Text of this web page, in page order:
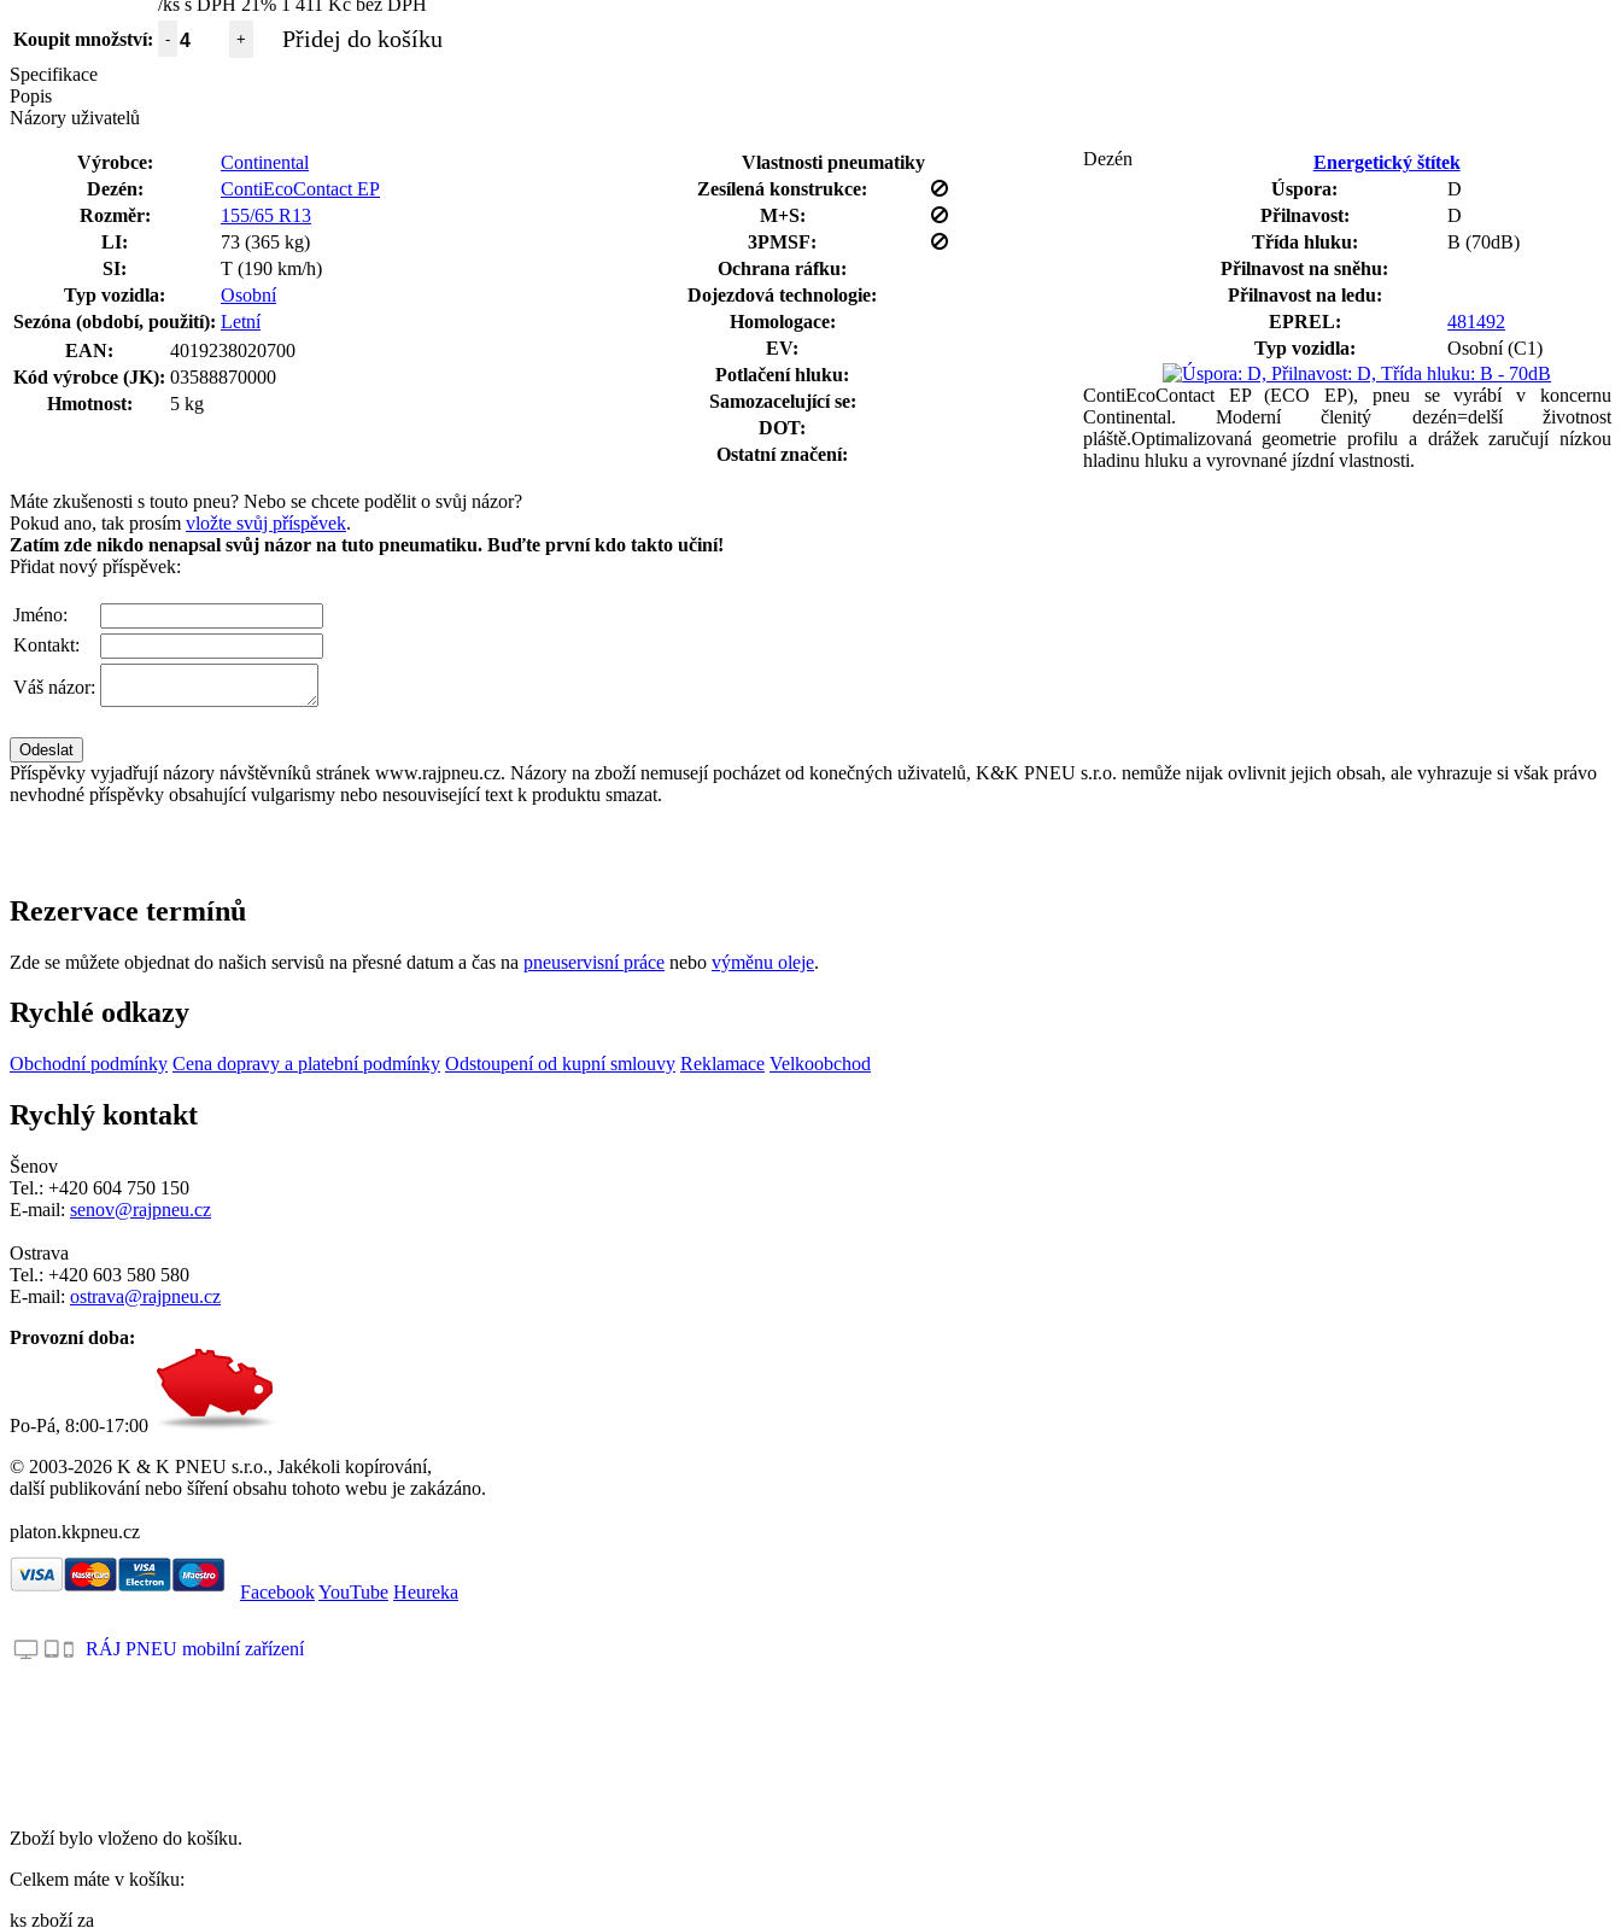
Koupit množství:
- + Přidej do košíku
Specifikace
Popis
Názory uživatelů
Výrobce:
Continental
Dezén:
ContiEcoContact EP
Rozměr:
155/65 R13
LI:
73 (365 kg)
SI:
T (190 km/h)
Typ vozidla:
Osobní
Sezóna (období, použití): Letní
EAN:
4019238020700
Kód výrobce (JK): 03588870000
Hmotnost:
5 kg
Vlastnosti pneumatiky
Zesílená konstrukce:
M+S:
3PMSF:
Ochrana ráfku:
Dojezdová technologie:
Homologace:
EV:
Potlačení hluku:
Samozacelující se:
DOT:
Ostatní značení:
Energetický štítek
Úspora:
D
Přilnavost:
D
Třída hluku:
B (70dB)
Přilnavost na sněhu:
Přilnavost na ledu:
EPREL:
481492
Typ vozidla:
Osobní (C1)
Dezén
ContiEcoContact EP (ECO EP), pneu se vyrábí v koncernu
Continental. Moderní členitý dezén=delší životnost
pláště.Optimalizovaná geometrie profilu a drážek zaručují nízkou
hladinu hluku a vyrovnané jízdní vlastnosti.
Máte zkušenosti s touto pneu? Nebo se chcete podělit o svůj názor?
Pokud ano, tak prosím vložte svůj příspěvek.
Zatím zde nikdo nenapsal svůj názor na tuto pneumatiku. Buďte první kdo takto učiní!
Přidat nový příspěvek:
Jméno:
Kontakt:
Váš názor:
Příspěvky vyjadřují názory návštěvníků stránek www.rajpneu.cz. Názory na zboží nemusejí pocházet od konečných uživatelů, K&K PNEU s.r.o. nemůže nijak ovlivnit jejich obsah, ale vyhrazuje si však právo
nevhodné příspěvky obsahující vulgarismy nebo nesouvisející text k produktu smazat.
Rezervace termínů
Zde se můžete objednat do našich servisů na přesné datum a čas na pneuservisní práce nebo výměnu oleje.
Rychlé odkazy
Obchodní podmínky Cena dopravy a platební podmínky Odstoupení od kupní smlouvy Reklamace Velkoobchod
Rychlý kontakt
Šenov
Tel.: +420 604 750 150
E-mail: senov@rajpneu.cz
Ostrava
Tel.: +420 603 580 580
E-mail: ostrava@rajpneu.cz
Provozní doba:
Po-Pá, 8:00-17:00
© 2003-2026 K & K PNEU s.r.o., Jakékoli kopírování,
další publikování nebo šíření obsahu tohoto webu je zakázáno.
platon.kkpneu.cz
FacebookYouTube Heureka
RÁJ PNEU mobilní zařízení
Zboží bylo vloženo do košíku.
Celkem máte v košíku:
ks zboží za